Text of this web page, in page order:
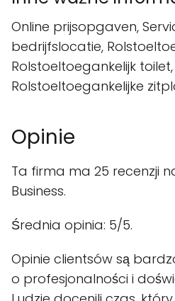
Online prijsopgaven,
bedrijfslocatie,
Rolstoeltoegankelijk toilet,
Rolstoeltoegankelijke
Opinie
Ta firma ma 25 recenzji
Business.
Średnia opinia: 5/5.
Opinie clientsów są
o profesjonalności i